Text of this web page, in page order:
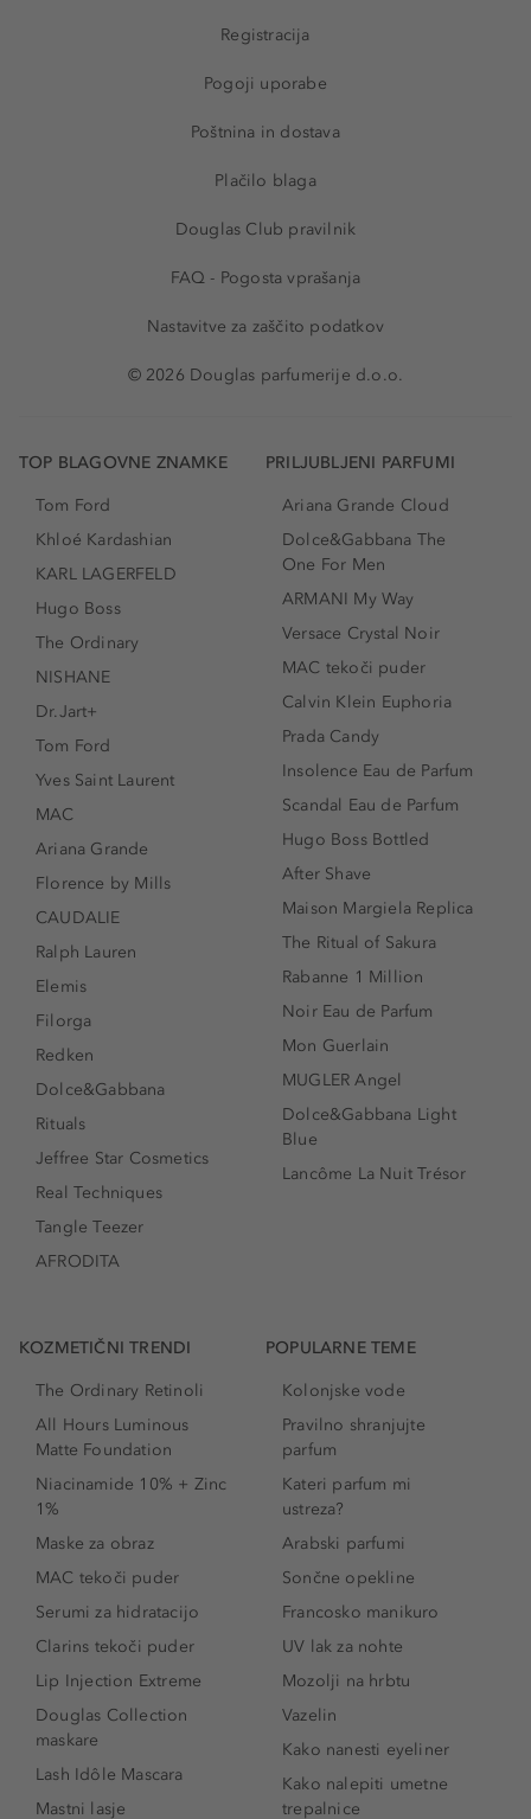
Registracija
Pogoji uporabe
Poštnina in dostava
Plačilo blaga
Douglas Club pravilnik
FAQ - Pogosta vprašanja
Nastavitve za zaščito podatkov
© 2026 Douglas parfumerije d.o.o.
TOP BLAGOVNE ZNAMKE
Tom Ford
Khloé Kardashian
KARL LAGERFELD
Hugo Boss
The Ordinary
NISHANE
Dr.Jart+
Tom Ford
Yves Saint Laurent
MAC
Ariana Grande
Florence by Mills
CAUDALIE
Ralph Lauren
Elemis
Filorga
Redken
Dolce&Gabbana
Rituals
Jeffree Star Cosmetics
Real Techniques
Tangle Teezer
AFRODITA
PRILJUBLJENI PARFUMI
Ariana Grande Cloud
Dolce&Gabbana The
One For Men
ARMANI My Way
Versace Crystal Noir
MAC tekoči puder
Calvin Klein Euphoria
Prada Candy
Insolence Eau de Parfum
Scandal Eau de Parfum
Hugo Boss Bottled
After Shave
Maison Margiela Replica
The Ritual of Sakura
Rabanne 1 Million
Noir Eau de Parfum
Mon Guerlain
MUGLER Angel
Dolce&Gabbana Light
Blue
Lancôme La Nuit Trésor
KOZMETIČNI TRENDI
The Ordinary Retinoli
All Hours Luminous
Matte Foundation
Niacinamide 10% + Zinc
1%
Maske za obraz
MAC tekoči puder
Serumi za hidratacijo
Clarins tekoči puder
Lip Injection Extreme
Douglas Collection
maskare
Lash Idôle Mascara
Mastni lasje
POPULARNE TEME
Kolonjske vode
Pravilno shranjujte
parfum
Kateri parfum mi
ustreza?
Arabski parfumi
Sončne opekline
Francosko manikuro
UV lak za nohte
Mozolji na hrbtu
Vazelin
Kako nanesti eyeliner
Kako nalepiti umetne
trepalnice